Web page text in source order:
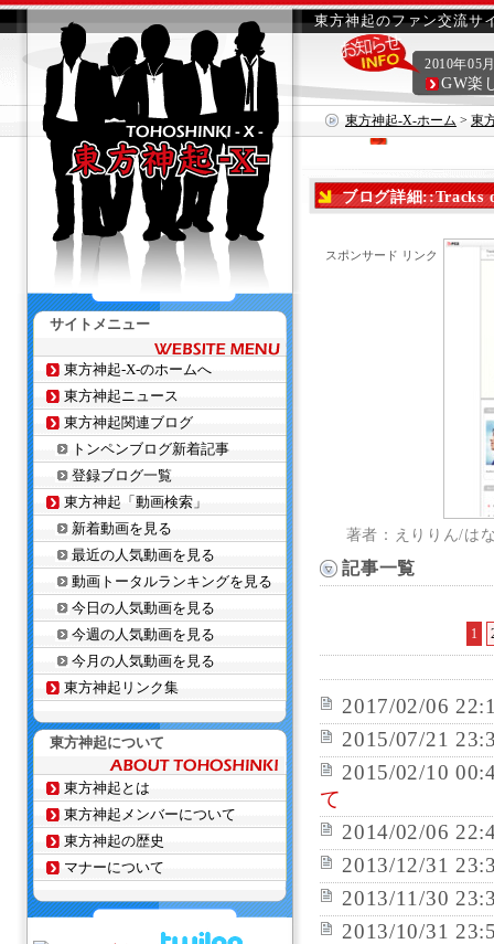
東方神起のファン交流サ
東方神起-X-ホーム > 東
2010年05
GW楽
ブログ詳細::Tracks
スポンサード リンク
著者：えりりん/は
記事一覧
1
2017/02/06
2015/07/21
2015/02/10
て
2014/02/06
2013/12/31
2013/11/30
2013/10/31
サイトメニュー
東方神起-X-のホームへ
東方神起ニュース
東方神起関連ブログ
トンペンブログ新着記事
登録ブログ一覧
東方神起「動画検索」
新着動画を見る
最近の人気動画を見る
動画トータルランキングを見る
今日の人気動画を見る
今週の人気動画を見る
今月の人気動画を見る
東方神起リンク集
東方神起について
東方神起とは
東方神起メンバーについて
東方神起の歴史
マナーについて